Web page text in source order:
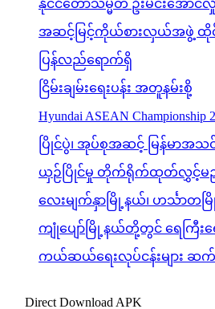
ယှဉ်ပြိုင်မှု တိုက်ရိုက်ထုတ်လွှင့်မ
လေးမျက်နှာမြို့နယ်၊ ဟင်္သာတ
ကျုံပျော်မြို့နယ်တို့တွင် ရေကြီးရ
ကယ်ဆယ်ရေးလုပ်ငန်းများ
Direct Download APK
Latest Posts
Trending Posts
မူလစာမျက်နှာ